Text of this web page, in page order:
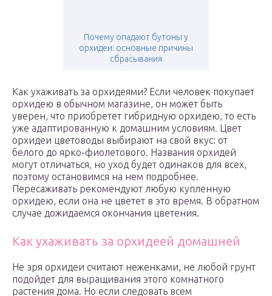
Почему опадают бутоны у
орхидеи: основные причины
сбрасывания
Как ухаживать за орхидеями? Если человек покупает
орхидею в обычном магазине, он может быть
уверен, что приобретет гибридную орхидею, то есть
уже адаптированную к домашним условиям. Цвет
орхидеи цветоводы выбирают на свой вкус: от
белого до ярко-фиолетового. Названия орхидей
могут отличаться, но уход будет одинаков для всех,
поэтому остановимся на нем подробнее.
Пересаживать рекомендуют любую купленную
орхидею, если она не цветет в это время. В обратном
случае дожидаемся окончания цветения.
Как ухаживать за орхидеей домашней
Не зря орхидеи считают неженками, не любой грунт
подойдет для выращивания этого комнатного
растения дома. Но если следовать всем